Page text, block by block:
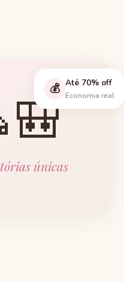
únicas
💰 Até 70% off
Economia real